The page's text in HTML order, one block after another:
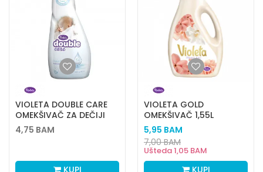
VIOLETA DOUBLE CARE
OMEKŠIVAČ ZA DEČIJI
VEŠ 900ML
4,75 BAM
KUPI
VIOLETA GOLD
OMEKŠIVAČ 1,55L
5,95 BAM
Ušteda1,05 BAM
7,00BAM
KUPI